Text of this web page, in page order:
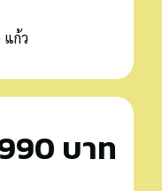
ก้ว
บาท